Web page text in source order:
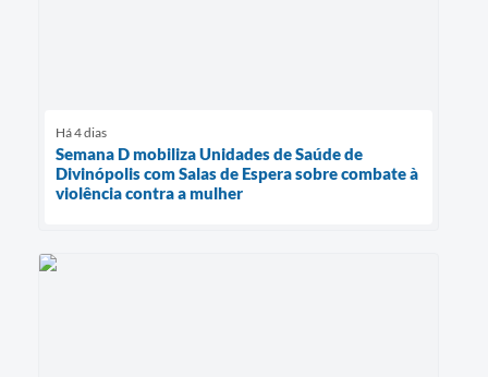
Há 4 dias
Semana D mobiliza Unidades de Saúde de
Divinópolis com Salas de Espera sobre combate à
violência contra a mulher